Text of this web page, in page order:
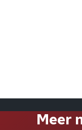
Meer